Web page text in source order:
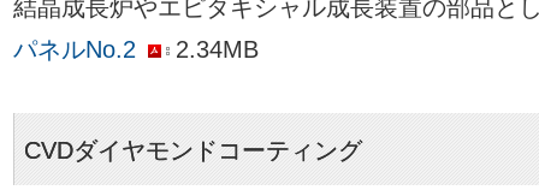
結晶成長炉やエピタキシャル成長装置の部品と
パネルNo.2
2.34MB
CVDダイヤモンドコーティング